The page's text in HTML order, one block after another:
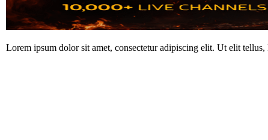
Lorem ipsum dolor sit amet, consectetur adipiscing elit. Ut elit